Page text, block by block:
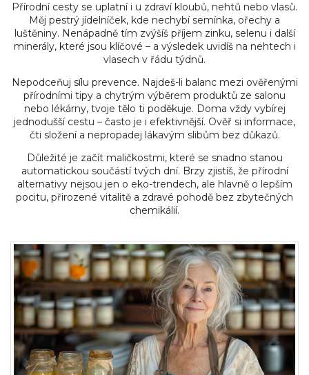
Přírodní cesty se uplatní i u zdraví kloubů, nehtů nebo vlasů.
Měj pestrý jídelníček, kde nechybí semínka, ořechy a
luštěniny. Nenápadně tím zvýšíš příjem zinku, selenu i další
minerály, které jsou klíčové – a výsledek uvidíš na nehtech i
vlasech v řádu týdnů.
Nepodceňuj sílu prevence. Najdeš-li balanc mezi ověřenými
přírodními tipy a chytrým výběrem produktů ze salonu
nebo lékárny, tvoje tělo ti poděkuje. Doma vždy vybírej
jednodušší cestu – často je i efektivnější. Ověř si informace,
čti složení a nepropadej lákavým slibům bez důkazů.
Důležité je začít maličkostmi, které se snadno stanou
automatickou součástí tvých dní. Brzy zjistíš, že přírodní
alternativy nejsou jen o eko-trendech, ale hlavně o lepším
pocitu, přirozené vitalitě a zdravé pohodě bez zbytečných
chemikálií.